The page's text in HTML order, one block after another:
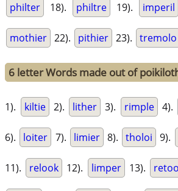
philter 18). philtre 19). imperil
mothier 22). pithier 23). tremolo
6 letter Words made out of
1). kiltie 2). lither 3). rimple 4).
6). loiter 7). limier 8). tholoi 9).
11). relook 12). limper 13).